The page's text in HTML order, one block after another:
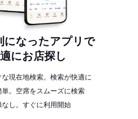
になったアプリで
にお店探し
な現在地検索。検索が快適に
単。空席をスムーズに検索
なし。すぐに利用開始